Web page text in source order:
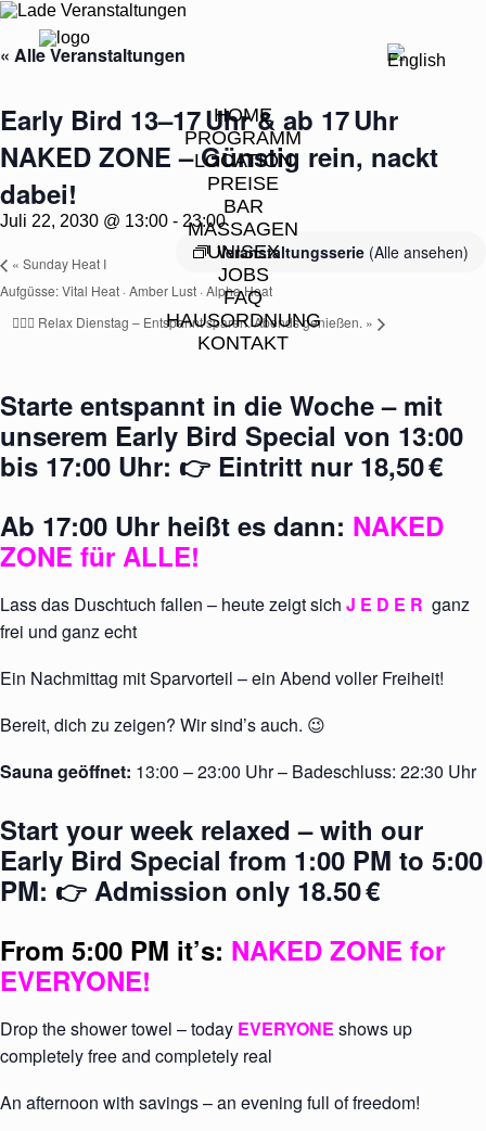
HOME
PROGRAMM
LOCATION
PREISE
BAR
MASSAGEN
UNISEX
JOBS
FAQ
HAUSORDNUNG
KONTAKT
« Alle Veranstaltungen
Early Bird 13–17 Uhr & ab 17 Uhr
NAKED ZONE – Günstig rein, nackt
dabei!
Juli 22, 2030 @ 13:00 - 23:00
Veranstaltungsserie (Alle ansehen)
« Sunday Heat I
Aufgüsse: Vital Heat · Amber Lust · Alpha Heat
🧖‍♂️✨ Relax Dienstag – Entspannt sparen. Abends genießen. »
Starte entspannt in die Woche – mit
unserem Early Bird Special von 13:00
bis 17:00 Uhr: 👉 Eintritt nur 18,50 €
Ab 17:00 Uhr heißt es dann: NAKED
ZONE für ALLE!
Lass das Duschtuch fallen – heute zeigt sich J E D E R ganz
frei und ganz echt
Ein Nachmittag mit Sparvorteil – ein Abend voller Freiheit!
Bereit, dich zu zeigen? Wir sind’s auch. 😉
Sauna geöffnet: 13:00 – 23:00 Uhr – Badeschluss: 22:30 Uhr
Start your week relaxed – with our
Early Bird Special from 1:00 PM to 5:00
PM: 👉 Admission only 18.50€
From 5:00 PM it’s: NAKED ZONE for
EVERYONE!
Drop the shower towel – today EVERYONE shows up
completely free and completely real
An afternoon with savings – an evening full of freedom!